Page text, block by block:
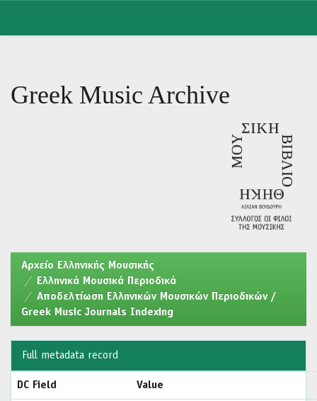
Greek Music Archive
Aρχείο Ελληνικής Μουσικής
Ελληνικά Μουσικά Περιοδικά
Αποδελτίωση Ελληνικών Μουσικών Περιοδικών /
Greek Music Journals Indexing
Full metadata record
DC Field Value